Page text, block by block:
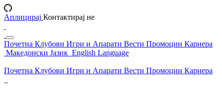
Аплицирај Контактирај не
Почетна Клубови Игри и Апарати Вести Промоции Кариера
Македонски Јазик English Language
Почетна Клубови Игри и Апарати Вести Промоции Кариера